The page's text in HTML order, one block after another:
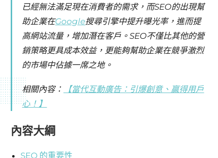
已經無法滿足現在消費者的需求，而SEO的出現幫
助企業在Google搜尋引擎中提升曝光率，進而提
高網站流量，增加潛在客戶。SEO不僅比其他的營
銷策略更具成本效益，更能夠幫助企業在競爭激烈
的市場中佔據一席之地。
相關內容：
【當代互動廣告：引爆創意、贏得用戶
心！】
內容大綱
SEO 的重要性